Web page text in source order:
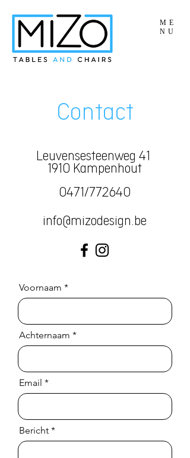
ME
NU
Contact
Leuvensesteenweg 41
1910 Kampenhout
0471/772640
info@mizodesign.be
Voornaam
Achternaam
Email
Bericht